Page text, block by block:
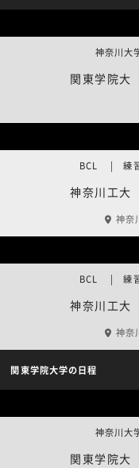
関東学院大
神奈川
神奈川工大
BCL | 練習
神奈
神奈川工大
BCL | 練習
神奈
関東学院大学の日程
関東学院大
神奈川